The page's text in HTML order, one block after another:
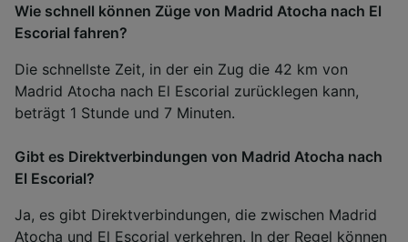
Wie schnell können Züge von Madrid Atocha nach El
Escorial fahren?
Die schnellste Zeit, in der ein Zug die 42 km von
Madrid Atocha nach El Escorial zurücklegen kann,
beträgt 1 Stunde und 7 Minuten.
Gibt es Direktverbindungen von Madrid Atocha nach
El Escorial?
Ja, es gibt Direktverbindungen, die zwischen Madrid
Atocha und El Escorial verkehren. In der Regel können